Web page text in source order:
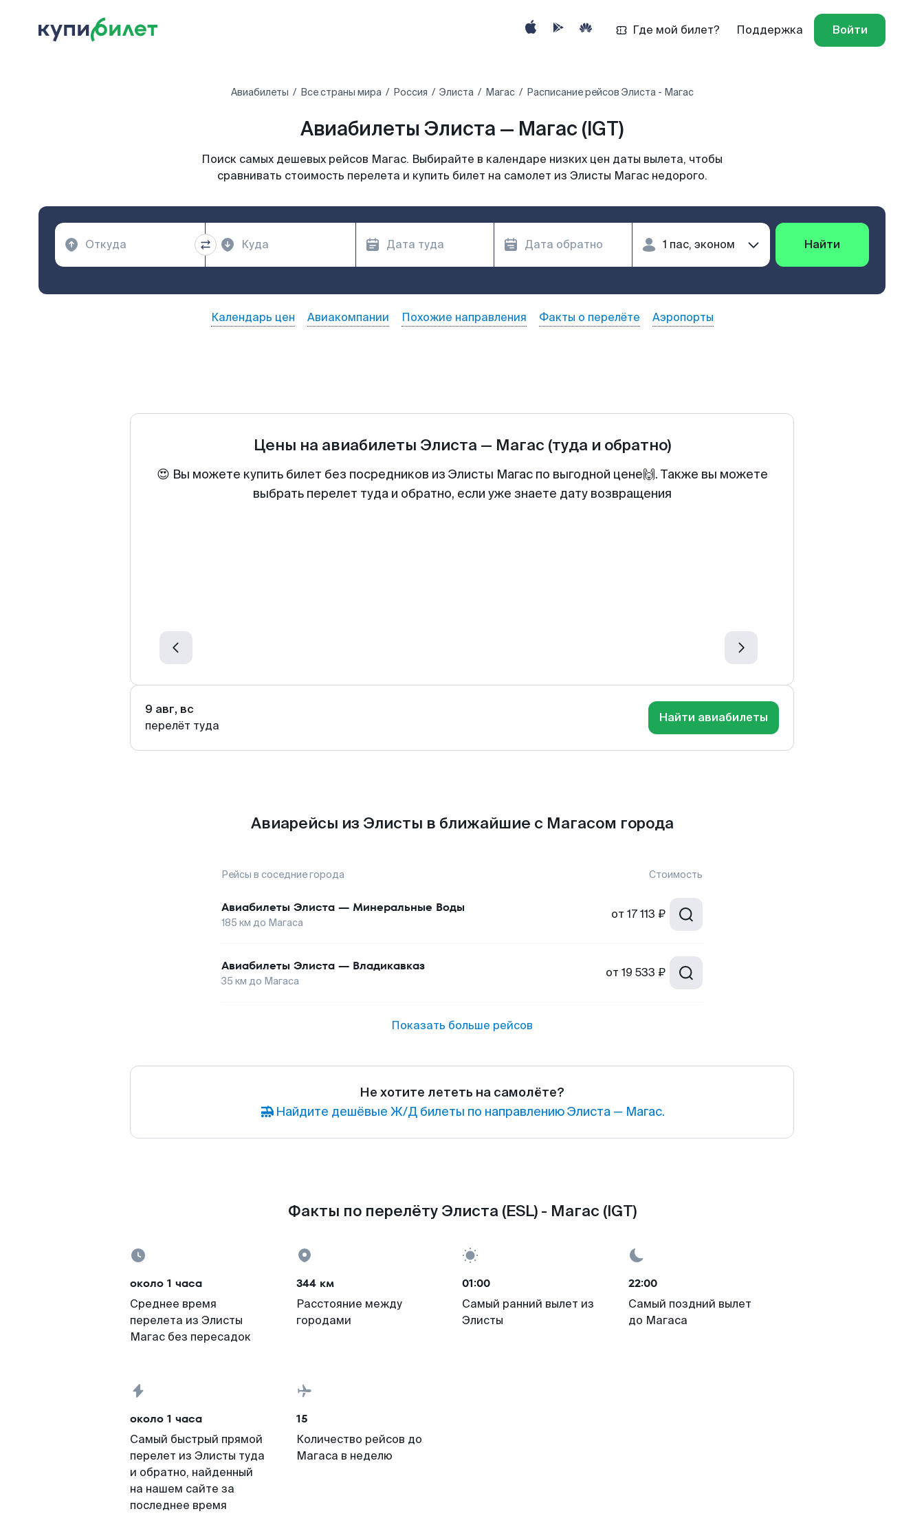
Где мой билет? Поддержка Войти
Авиабилеты Все страны мира Россия Элиста Магас Расписание рейсов Элиста - Магас
Авиабилеты Элиста — Магас (IGT)
Поиск самых дешевых рейсов Магас. Выбирайте в календаре низких цен даты вылета, чтобы
сравнивать стоимость перелета и купить билет на самолет из Элисты Магас недорого.
Найти
Календарь цен Авиакомпании Похожие направления Факты о перелёте Аэропорты
Цены на авиабилеты Элиста — Магас (туда и обратно)
😍 Вы можете купить билет без посредников из Элисты Магас по выгодной цене🙌. Также вы можете
выбрать перелет туда и обратно, если уже знаете дату возвращения
9 авг, вс
перелёт туда
Найти авиабилеты
Авиарейсы из Элисты в ближайшие с Магасом города
Рейсы в соседние города Стоимость
Авиабилеты Элиста — Минеральные Воды
185 км до Магаса
от 17 113 ₽
Авиабилеты Элиста — Владикавказ
35 км до Магаса
от 19 533 ₽
Показать больше рейсов
Не хотите лететь на самолёте?
Найдите дешёвые Ж/Д билеты по направлению Элиста — Магас.
Факты по перелёту Элиста (ESL) - Магас (IGT)
около 1 часа
Среднее время
перелета из Элисты
Магас без пересадок
344 км
Расстояние между
городами
01:00
Самый ранний вылет из
Элисты
22:00
Самый поздний вылет
до Магаса
около 1 часа
Самый быстрый прямой
перелет из Элисты туда
и обратно, найденный
на нашем сайте за
последнее время
15
Количество рейсов до
Магаса в неделю